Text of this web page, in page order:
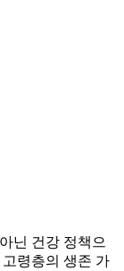
닌 건강 정책으
령층의 생존 가